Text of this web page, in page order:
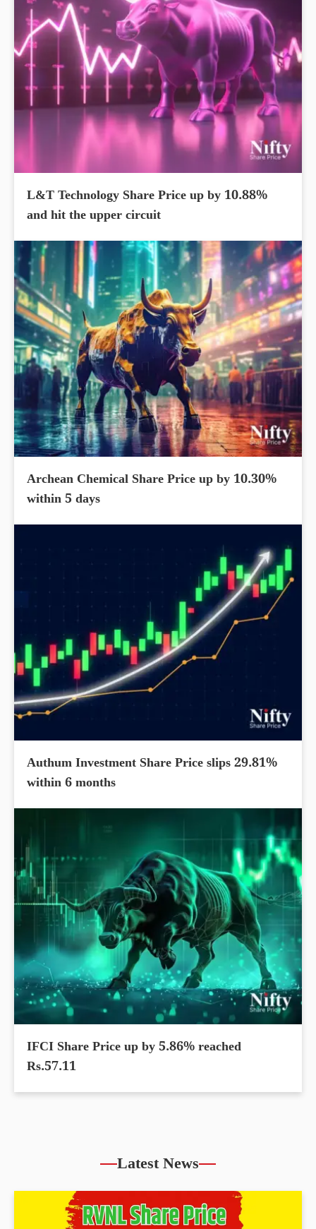
L&T Technology Share Price up by 10.88%
and hit the upper circuit
Archean Chemical Share Price up by 10.30%
within 5 days
Authum Investment Share Price slips 29.81%
within 6 months
IFCI Share Price up by 5.86% reached
Rs.57.11
Latest News